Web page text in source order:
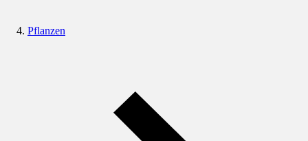
Pflanzen